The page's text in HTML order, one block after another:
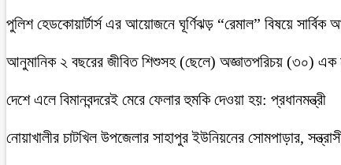
পুলিশ হেডকোয়ার্টার্স এর আয়োজনে ঘূর্ণিঝড় “রেমাল” বিষয়ে
আনুমানিক ২ বছরের জীবিত শিশুসহ (ছেলে) অজ্ঞাতপরিচয় (৩০) এক
দেশে এলে বিমানবন্দরেই মেরে ফেলার হুমকি দেওয়া হয়: প্রধানমন্ত্রী
নোয়াখালীর চাটখিল উপজেলার সাহাপুর ইউনিয়নের সোমপাড়ার,